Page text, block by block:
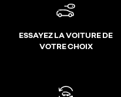
ESSAYEZ LA VOITURE DE
VOTRE CHOIX